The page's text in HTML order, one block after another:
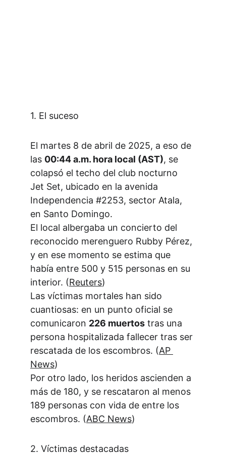
1. El suceso
El martes 8 de abril de 2025, a eso de
las 00:44 a.m. hora local (AST), se
colapsó el techo del club nocturno
Jet Set, ubicado en la avenida
Independencia #2253, sector Atala,
en Santo Domingo.
El local albergaba un concierto del
reconocido merenguero Rubby Pérez,
y en ese momento se estima que
había entre 500 y 515 personas en su
interior. (Reuters)
Las víctimas mortales han sido
cuantiosas: en un punto oficial se
comunicaron 226 muertos tras una
persona hospitalizada fallecer tras ser
rescatada de los escombros. (AP
News)
Por otro lado, los heridos ascienden a
más de 180, y se rescataron al menos
189 personas con vida de entre los
escombros. (ABC News)
2. Víctimas destacadas